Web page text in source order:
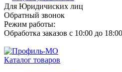
Для Юридичиских лиц
Обратный звонок
Режим работы:
Обработка заказов с 10:00 до
Каталог товаров